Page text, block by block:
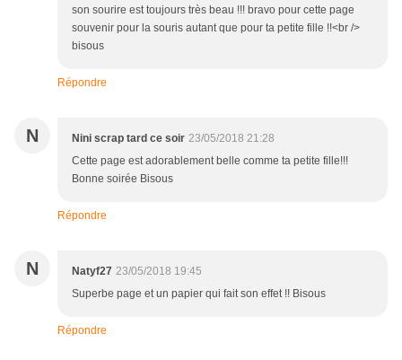
son sourire est toujours très beau !!! bravo pour cette page
souvenir pour la souris autant que pour ta petite fille !!<br />
bisous
Répondre
N Nini scrap tard ce soir 23/05/2018 21:28
Cette page est adorablement belle comme ta petite fille!!!
Bonne soirée Bisous
Répondre
N Natyf27 23/05/2018 19:45
Superbe page et un papier qui fait son effet !! Bisous
Répondre